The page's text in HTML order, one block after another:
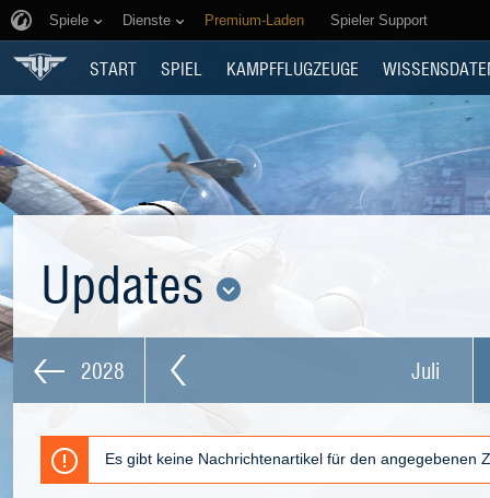
Spiele Dienste Premium-Laden Spieler Support
START SPIEL KAMPFFLUGZEUGE
Updates
2028 Juli
Es gibt keine Nachrichtenartikel für den angegebenen